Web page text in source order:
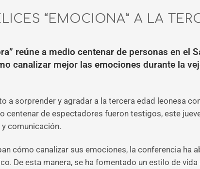
“EMOCIONA” A LA
reúne a medio centenar de personas en el
canalizar mejor las emociones durante la
a sorprender y agradar a la tercera edad leonesa
centenar de espectadores fueron testigos, este
comunicación.
cómo canalizar sus emociones, la conferencia
De esta manera, se ha fomentado un estilo de